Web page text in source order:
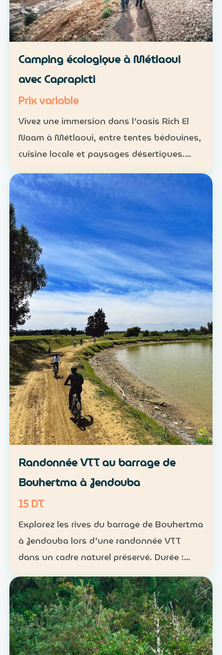
Camping écologique à Métlaoui
avec Caprapicti
Prix variable
Vivez une immersion dans l’oasis Rich El
Naam à Métlaoui, entre tentes bédouines,
cuisine locale et paysages désertiques.
Hébergement : tentes traditionnelles ou
formules sur mesure Activités : camping,
randonnées, gas…
Randonnée VTT au barrage de
Bouhertma à Jendouba
15 DT
Explorez les rives du barrage de Bouhertma
à Jendouba lors d’une randonnée VTT
dans un cadre naturel préservé. Durée :
environ 1 h à 1 h 30 Niveau : intermédiaire
Groupe : de 5 à 16 participants Tarif : 15 DT
par perso…